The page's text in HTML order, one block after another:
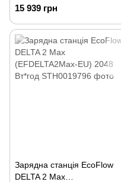
UPS-EU-CBox)
15 939 грн
Зарядна станція EcoFlow
DELTA 2 Max